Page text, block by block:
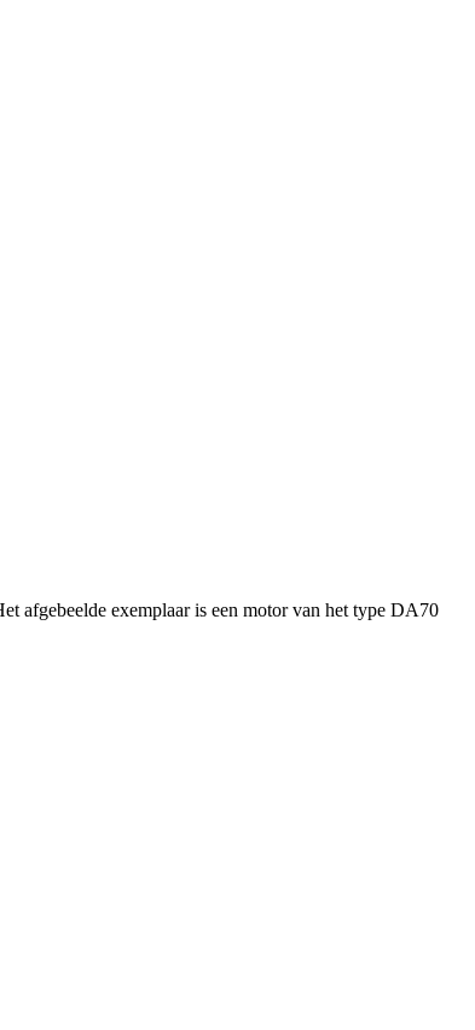
afgebeelde exemplaar is een motor van het type DA70